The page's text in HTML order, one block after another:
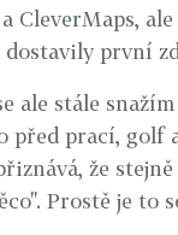
CleverMaps,
dostavily první
ale stále
před prací, golf
že
Prostě je to